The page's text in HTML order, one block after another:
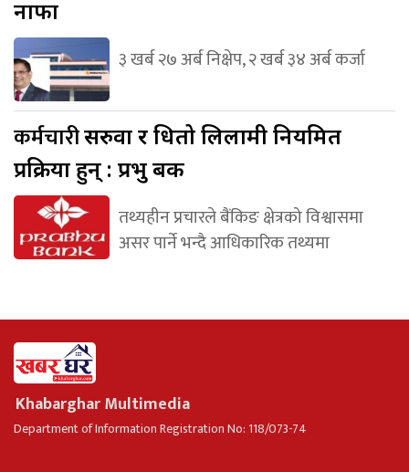
नाफा
३ खर्ब २७ अर्ब निक्षेप, २ खर्ब ३४ अर्ब कर्जा
कर्मचारीसरुवा र धितो लिलामी नियमित
प्रक्रिया हुन् : प्रभु बैंक
तथ्यहीन प्रचारले बैंकिङ क्षेत्रको विश्वासमा
असर पार्ने भन्दै आधिकारिक तथ्यमा
Khabarghar Multimedia
Department of Information Registration No: 118/073-74